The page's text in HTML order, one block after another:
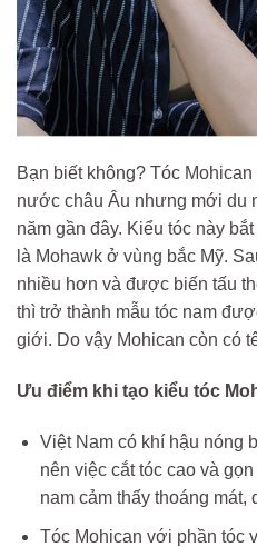
Bạn biết không? Tóc
nước châu Âu nhưng mới du
năm gần đây. Kiểu tóc này
là Mohawk ở vùng bắc Mỹ.
nhiều hơn và được biến tấu
thì trở thành mẫu tóc nam
giới. Do vậy Mohican còn có
Ưu điểm khi tạo kiểu tóc
Việt Nam có khí hậu nóng
nên việc cắt tóc cao và
nam cảm thấy thoáng mát,
Tóc Mohican với phần tóc